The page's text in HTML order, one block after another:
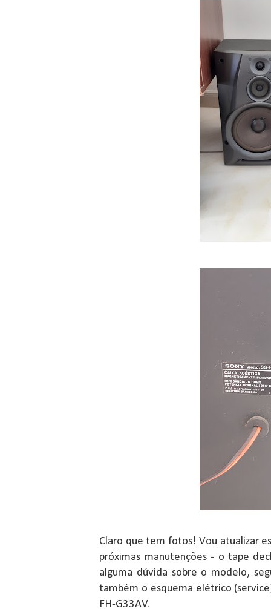
Claro que tem fotos! Vou atualizar
próximas manutenções - o tape
alguma dúvida sobre o modelo,
também o esquema elétrico
FH-G33AV.